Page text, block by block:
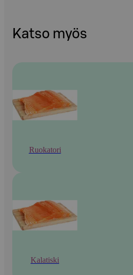
Katso myös
Ruokatori
Kalatiski